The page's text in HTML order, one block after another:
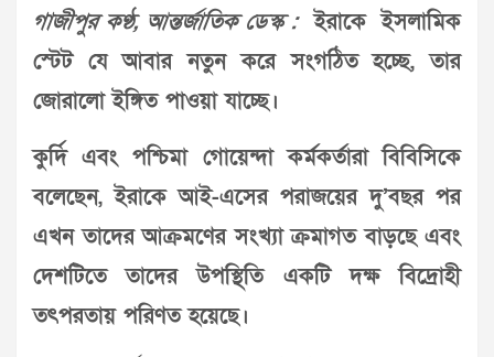
গাজীপুর কণ্ঠ, আন্তর্জাতিক ডেস্ক :ইরাকে ইসলামিক
স্টেট যে আবার নতুন করে সংগঠিত হচ্ছে, তার
জোরালো ইঙ্গিত পাওয়া যাচ্ছে।
কুর্দি এবং পশ্চিমা গোয়েন্দা কর্মকর্তারা বিবিসিকে
বলেছেন, ইরাকে আই-এসের পরাজয়ের দু’বছর পর
এখন তাদের আক্রমণের সংখ্যা ক্রমাগত বাড়ছে এবং
দেশটিতে তাদের উপস্থিতি একটি দক্ষ বিদ্রোহী
তৎপরতায় পরিণত হয়েছে।